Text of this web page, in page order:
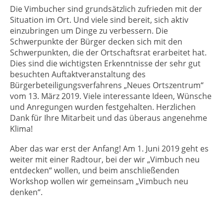
Die Vimbucher sind grundsätzlich zufrieden mit der
Situation im Ort. Und viele sind bereit, sich aktiv
einzubringen um Dinge zu verbessern. Die
Schwerpunkte der Bürger decken sich mit den
Schwerpunkten, die der Ortschaftsrat erarbeitet hat.
Dies sind die wichtigsten Erkenntnisse der sehr gut
besuchten Auftaktveranstaltung des
Bürgerbeteiligungsverfahrens „Neues Ortszentrum“
vom 13. März 2019. Viele interessante Ideen, Wünsche
und Anregungen wurden festgehalten. Herzlichen
Dank für Ihre Mitarbeit und das überaus angenehme
Klima!
Aber das war erst der Anfang! Am 1. Juni 2019 geht es
weiter mit einer Radtour, bei der wir „Vimbuch neu
entdecken“ wollen, und beim anschließenden
Workshop wollen wir gemeinsam „Vimbuch neu
denken“.